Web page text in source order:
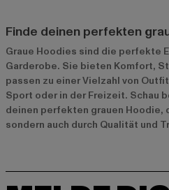
Finde deinen perfekten
Graue Hoodies sind die perfekte
Garderobe. Sie bieten Komfort,
passen zu einer Vielzahl von
Sport oder in der Freizeit. Schau
deinen perfekten grauen Hoodie,
sondern auch durch Qualität und